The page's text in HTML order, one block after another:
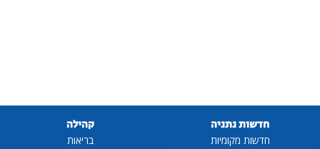
חדשות נתניה
חדשות מקומיות
קהילה
בריאות